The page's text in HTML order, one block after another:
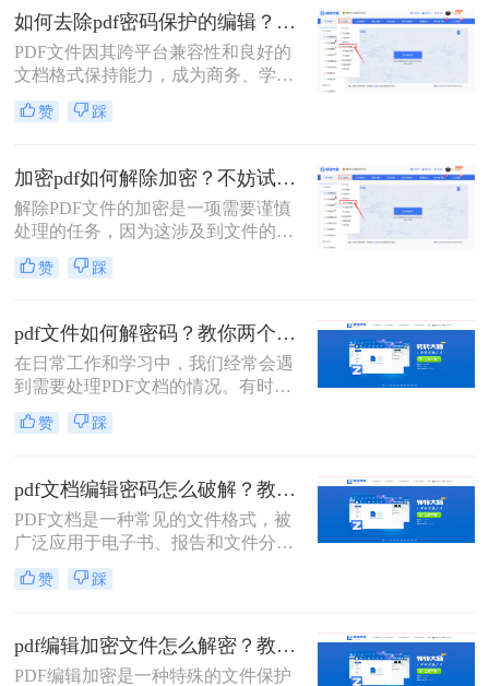
这时，我们就需要找到一些方法来解
除这些密码。那么pdf文档设置的编辑
密码怎么解除呢？下面将介绍二种有
效的PDF编辑密码解除方法。
如何去除pdf密码保护的编辑？教你两个小方法！
PDF文件因其跨平台兼容性和良好的
文档格式保持能力，成为商务、学习
和日常工作中不可或缺的文件格式。
然而，为了保护文件不被随意修改，
别是编辑权限的限制。本文将详细介
绍如何去除pdf密码保护的编辑，特别
是编辑权限的限制，以便用户能够自
由编辑和修改文件内容。
赞 踩
加密pdf如何解除加密？不妨试试这两种方法！
解除PDF文件的加密是一项需要谨慎
处理的任务，因为这涉及到文件的安
全性和机密性。在解除加密之前，确
保你了解加密的类型和原因，并拥有
操作。那么加密pdf如何解除加密呢？
以下是一些常见的解除PDF文件加密
的方法。
赞 踩
pdf文件如何解密码？教你两个方法！
在日常工作和学习中，我们经常会遇
到需要处理PDF文档的情况。有时候
我们会遇到一些加密的PDF文件，这
时候如果没有密码，我们就无法进行
文件如何解密码呢？本文将为大家介
绍几种常见的破解PDF密码的方法。
赞 踩
pdf文档编辑密码怎么破解？教你二招轻松解决！
PDF文档是一种常见的文件格式，被
广泛应用于电子书、报告和文件分享
等领域。然而，有时我们可能会遇到
需要编辑或打开被密码保护的PDF文
破解呢？在本文中，我将为您介绍几
种快速破解PDF文档密码的方法。
赞 踩
pdf编辑加密文件怎么解密？教你两个小方法。
PDF编辑加密是一种特殊的文件保护